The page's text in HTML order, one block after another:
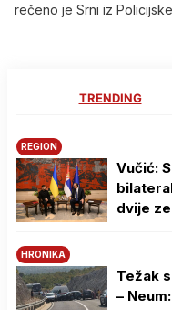
rečeno je Srni iz
TRENDING
REGION
Vučić:
dvije
HRONIKA
Težak
–